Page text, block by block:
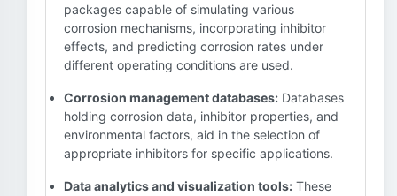
packages capable of simulating various
corrosion mechanisms, incorporating inhibitor
effects, and predicting corrosion rates under
different operating conditions are used.
Corrosion management databases: Databases
holding corrosion data, inhibitor properties, and
environmental factors, aid in the selection of
appropriate inhibitors for specific applications.
Data analytics and visualization tools: These